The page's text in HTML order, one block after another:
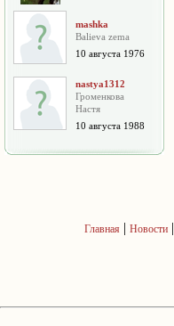
mashka
Balieva zema
10 августа 1976
nastya1312
Громенкова
Настя
10 августа 1988
Главная | Новости|